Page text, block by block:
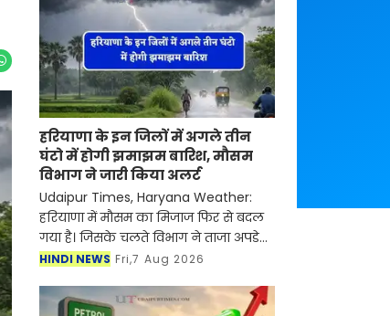
हरियाणा के इन जिलों में अगले तीन
घंटो में होगी झमाझम बारिश, मौसम
विभाग ने जारी किया अलर्ट
Udaipur Times, Haryana Weather:
हरियाणा में मौसम का मिजाज फिर से बदल
गया है। जिसके चलते विभाग ने ताजा अपडेट
जारी की है। मौसम विभाग ने जानकारी दी है
में तेज हव
HINDI NEWS Fri,7 Aug 2026